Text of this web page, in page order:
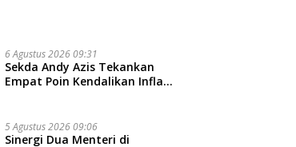
6 Agustus 2026 09:31
Sekda Andy Azis Tekankan
Empat Poin Kendalikan Inflasi
5 Agustus 2026 09:06
Sinergi Dua Menteri di